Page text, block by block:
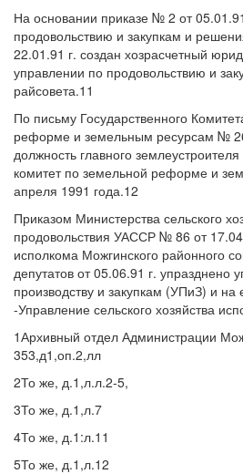
На основании приказе № 2 от
продовольствию и закупкам и
22.01.91 г. создан хозрасчетный
управлении по продовольствию и
райсовета.11
По письму Государственного
реформе и земельным ресурсам №
должность главного
комитет по земельной реформе и
апреля 1991 года.12
Приказом Министерства сельского
продовольствия УАССР № 86 от
исполкома Можгинского районного
депутатов от 05.06.91 г. упразднено
производству и закупкам (УПиЗ) и на
-Управление сельского хозяйства
1Архивный отдел Администрации
353,д1,оп.2,лл
2То же, д.1,л.л.2-5,
3То же, д.1,л.7
4То же, д.1:л.11
5То же, д.1,л.12